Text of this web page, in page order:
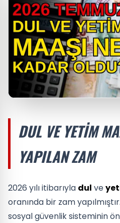
DUL VE YETIM
YAPILAN ZAM
2026 yılı itibarıyla dul ve
oranında bir zam
sosyal güvenlik sisteminin